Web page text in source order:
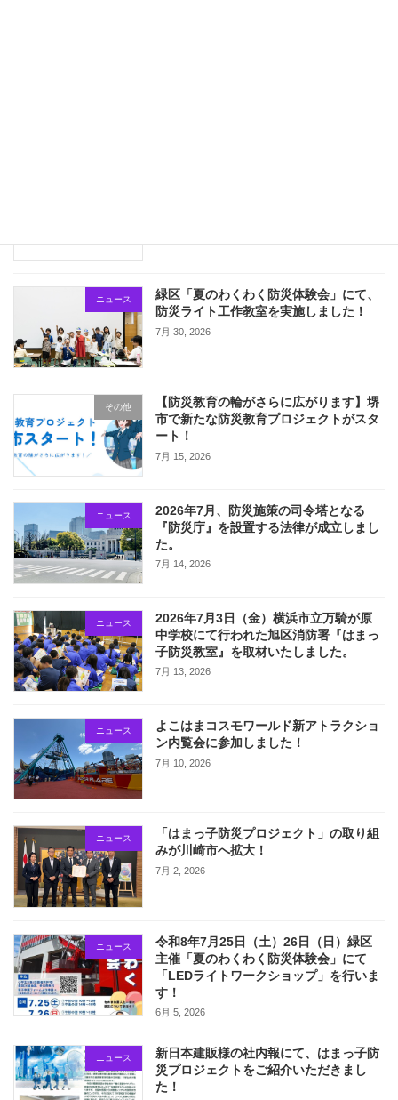
ニュース
緑区「夏のわくわく防災体験会」にて、
防災ライト工作教室を実施しました！
7月 30, 2026
その他
【防災教育の輪がさらに広がります】堺
市で新たな防災教育プロジェクトがスタ
ート！
7月 15, 2026
ニュース
2026年7月、防災施策の司令塔となる
『防災庁』を設置する法律が成立しまし
た。
7月 14, 2026
ニュース
2026年7月3日（金）横浜市立万騎が原
中学校にて行われた旭区消防署『はまっ
子防災教室』を取材いたしました。
7月 13, 2026
ニュース
よこはまコスモワールド新アトラクショ
ン内覧会に参加しました！
7月 10, 2026
ニュース
「はまっ子防災プロジェクト」の取り組
みが川崎市へ拡大！
7月 2, 2026
ニュース
令和8年7月25日（土）26日（日）緑区
主催「夏のわくわく防災体験会」にて
「LEDライトワークショップ」を行いま
す！
6月 5, 2026
ニュース
新日本建販様の社内報にて、はまっ子防
災プロジェクトをご紹介いただきまし
た！